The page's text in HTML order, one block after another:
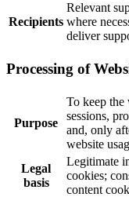
Recipients
Relevant
where
deliver
Processing of
Purpose
To keep the
sessions,
and, only
website
Legal
basis
Legitimate
cookies;
content